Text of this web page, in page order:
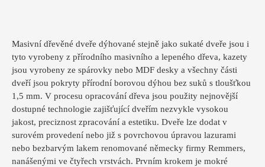
Masivní dřevěné dveře dýhované stejně jako sukaté dveře jsou i
tyto vyrobeny z přírodního masivního a lepeného dřeva, kazety
jsou vyrobeny ze spárovky nebo MDF desky a všechny části
dveří jsou pokryty přírodní borovou dýhou bez suků s tloušťkou
1,5 mm. V procesu opracování dřeva jsou použity nejnovější
dostupné technologie zajišťující dveřím nezvykle vysokou
jakost, preciznost zpracování a estetiku. Dveře lze dodat v
surovém provedení nebo již s povrchovou úpravou lazurami
nebo bezbarvým lakem renomované německy firmy Remmers,
nanášenými ve čtyřech vrstvách. Prvním krokem je mokré